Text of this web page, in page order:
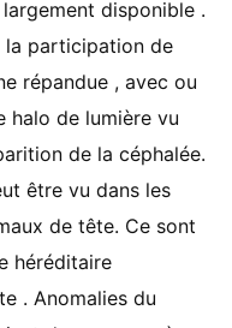
disponible .
la participation de
répandue , avec ou
halo de lumière vu
de la céphalée.
être vu dans les
de tête. Ce sont
héréditaire
. Anomalies du